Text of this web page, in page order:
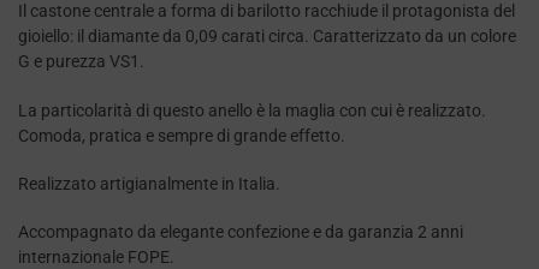
Il castone centrale a forma di barilotto racchiude il protagonista del
gioiello: il diamante da 0,09 carati circa. Caratterizzato da un colore
G e purezza VS1.
La particolarità di questo anello è la maglia con cui è realizzato.
Comoda, pratica e sempre di grande effetto.
Realizzato artigianalmente in Italia.
Accompagnato da elegante confezione e da garanzia 2 anni
internazionale FOPE.